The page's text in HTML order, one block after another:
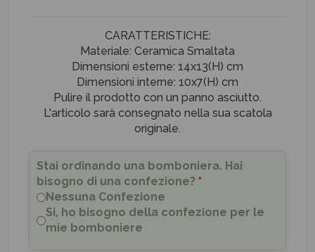
CARATTERISTICHE:
Materiale: Ceramica Smaltata
Dimensioni esterne: 14x13(H) cm
Dimensioni interne: 10x7(H) cm
Pulire il prodotto con un panno asciutto.
L'articolo sarà consegnato nella sua scatola
originale.
Stai ordinando una bomboniera. Hai
bisogno di una confezione? *
Nessuna Confezione
Si, ho bisogno della confezione per le
mie bomboniere